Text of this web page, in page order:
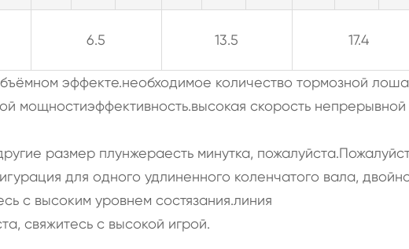
6.5 13.5 17.4
эффекте.необходимое количество тормозной
мощностиэффективность.высокая скорость непрерывной
размер плунжераесть минутка,
для одного удлиненного коленчатого вала,
с высоким уровнем состязания.линия
свяжитесь с высокой игрой.